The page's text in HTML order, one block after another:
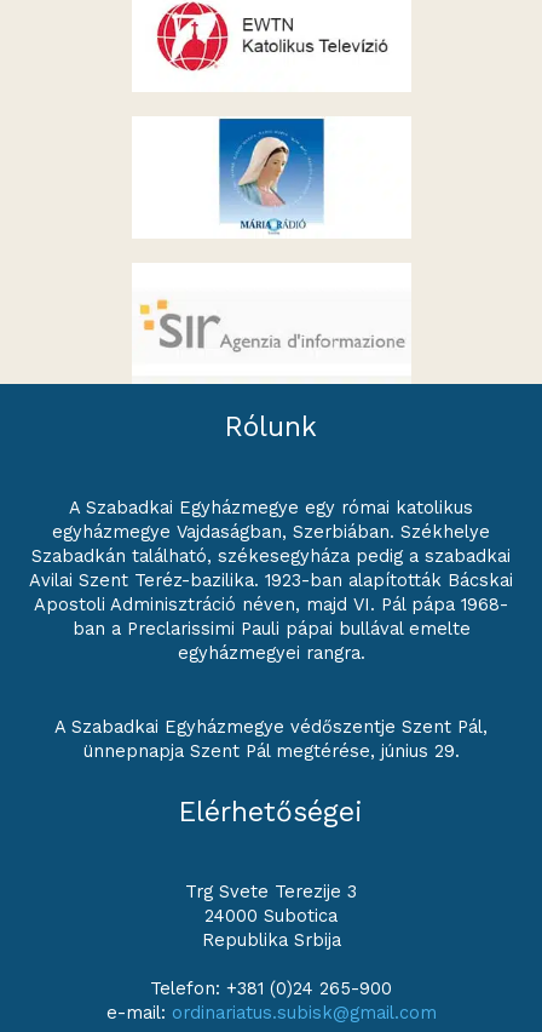
Rólunk
A Szabadkai Egyházmegye egy római katolikus
egyházmegye Vajdaságban, Szerbiában. Székhelye
Szabadkán található, székesegyháza pedig a szabadkai
Avilai Szent Teréz-bazilika. 1923-ban alapították Bácskai
Apostoli Adminisztráció néven, majd VI. Pál pápa 1968-
ban a Preclarissimi Pauli pápai bullával emelte
egyházmegyei rangra.
A Szabadkai Egyházmegye védőszentje Szent Pál,
ünnepnapja Szent Pál megtérése, június 29.
Elérhetőségei
Trg Svete Terezije 3
24000 Subotica
Republika Srbija
Telefon: +381 (0)24 265-900
e-mail: ordinariatus.subisk@gmail.com